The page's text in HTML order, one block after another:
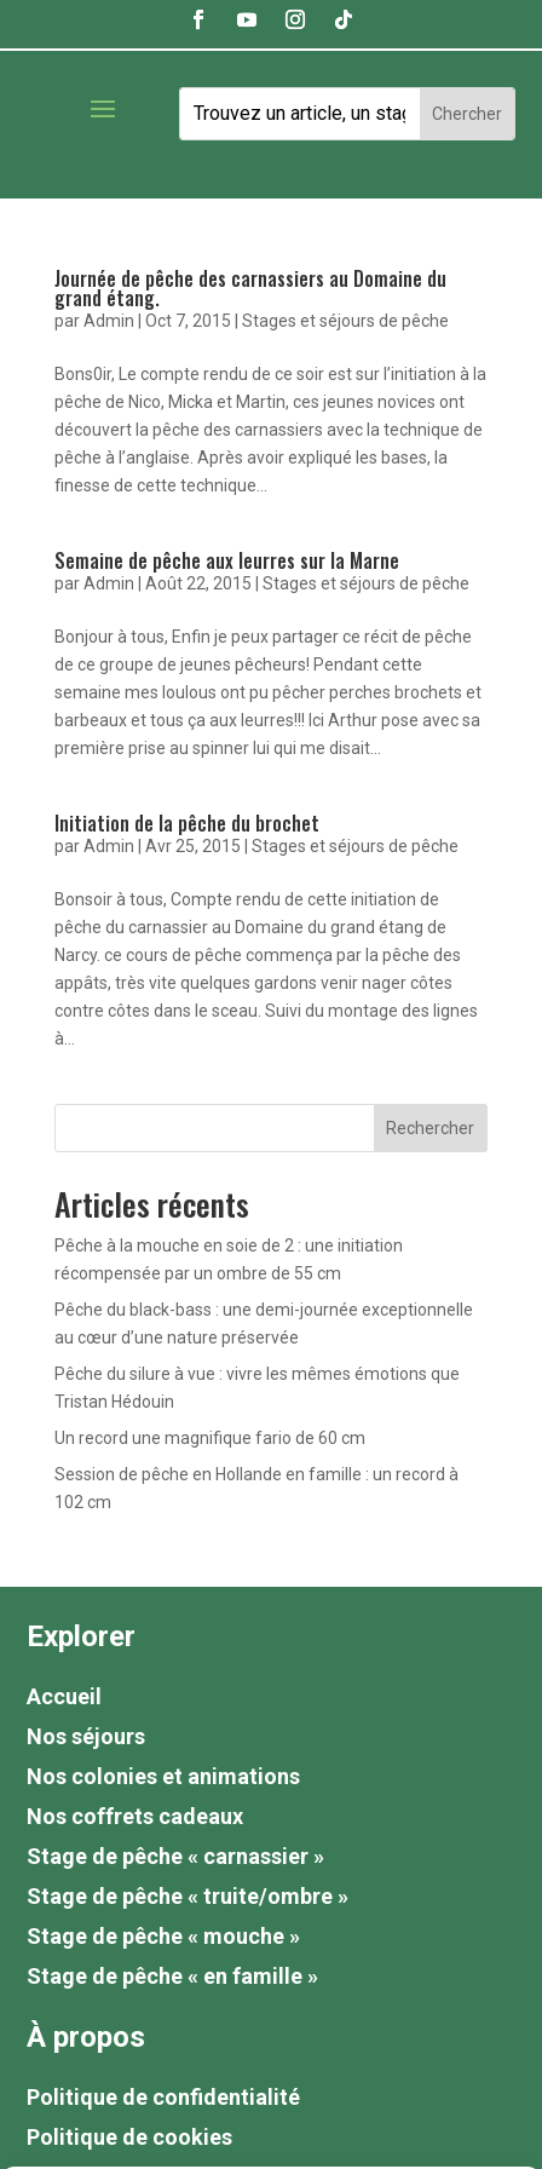
Journée de pêche des carnassiers au Domaine du
grand étang.
parAdmin Oct 7, 2015 Stages et séjours de pêche
Bons0ir, Le compte rendu de ce soir est sur l’initiation à la
pêche de Nico, Micka et Martin, ces jeunes novices ont
découvert la pêche des carnassiers avec la technique de
pêche à l’anglaise. Après avoir expliqué les bases, la
finesse de cette technique...
Semaine de pêche aux leurres sur la Marne
parAdmin Août 22, 2015 Stages et séjours de pêche
Bonjour à tous, Enfin je peux partager ce récit de pêche
de ce groupe de jeunes pêcheurs! Pendant cette
semaine mes loulous ont pu pêcher perches brochets et
barbeaux et tous ça aux leurres!!! Ici Arthur pose avec sa
première prise au spinner lui qui me disait...
Initiation de la pêche du brochet
parAdmin Avr 25, 2015 Stages et séjours de pêche
Bonsoir à tous, Compte rendu de cette initiation de
pêche du carnassier au Domaine du grand étang de
Narcy. ce cours de pêche commença par la pêche des
appâts, très vite quelques gardons venir nager côtes
contre côtes dans le sceau. Suivi du montage des lignes
à...
Rechercher
Articles récents
Pêche à la mouche en soie de 2 : une initiation
récompensée par un ombre de 55 cm
Pêche du black-bass : une demi-journée exceptionnelle
au cœur d’une nature préservée
Pêche du silure à vue : vivre les mêmes émotions que
Tristan Hédouin
Un record une magnifique fario de 60 cm
Session de pêche en Hollande en famille : un record à
102 cm
Explorer
Accueil
Nos séjours
Nos colonies et animations
Nos coffrets cadeaux
Stage de pêche « carnassier »
Stage de pêche « truite/ombre »
Stage de pêche « mouche »
Stage de pêche « en famille »
À propos
Politique de confidentialité
Politique de cookies